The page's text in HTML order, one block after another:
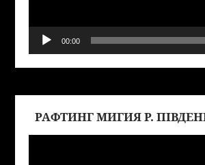
00:00
РАФТИНГ МИГИЯ Р.